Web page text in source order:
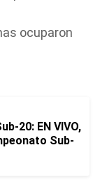
ocuparon
20: EN VIVO,
Sub-